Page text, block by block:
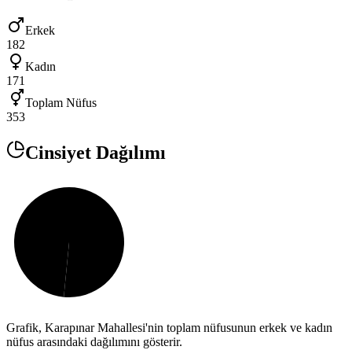
Erkek
182
Kadın
171
Toplam Nüfus
353
Cinsiyet Dağılımı
Grafik, KarapınarMahallesi'nin toplam nüfusunun erkek ve kadın
nüfus arasındaki dağılımını gösterir.